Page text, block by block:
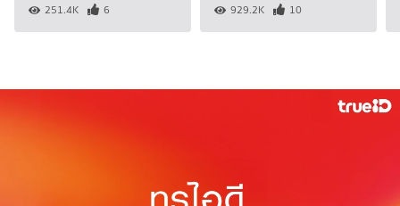
251.4K 6 929.2K 10